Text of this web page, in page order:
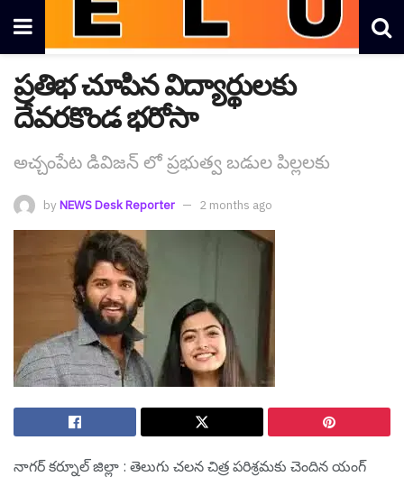
ప్ర‌తిభ చూపిన విద్యార్థుల‌కు
దేవ‌రకొండ భ‌రోసా
అచ్చంపేట డివిజ‌న్ లో ప్ర‌భుత్వ బ‌డుల పిల్ల‌ల‌కు
by NEWS Desk Reporter 2 months ago
నాగ‌ర్ క‌ర్నూల్ జిల్లా : తెలుగు చ‌ల‌న చిత్ర ప‌రిశ్ర‌మ‌కు చెందిన యంగ్